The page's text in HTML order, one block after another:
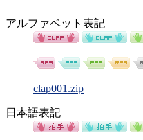
アルファベット表記
clap001.zip
日本語表記